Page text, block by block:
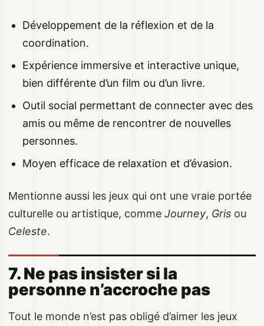
Développement de la réflexion et de la
coordination.
Expérience immersive et interactive unique,
bien différente d’un film ou d’un livre.
Outil social permettant de connecter avec des
amis ou même de rencontrer de nouvelles
personnes.
Moyen efficace de relaxation et d’évasion.
Mentionne aussi les jeux qui ont une vraie portée
culturelle ou artistique, comme Journey, Gris ou
Celeste.
7. Ne pas insister si la
personne n’accroche pas
Tout le monde n’est pas obligé d’aimer les jeux